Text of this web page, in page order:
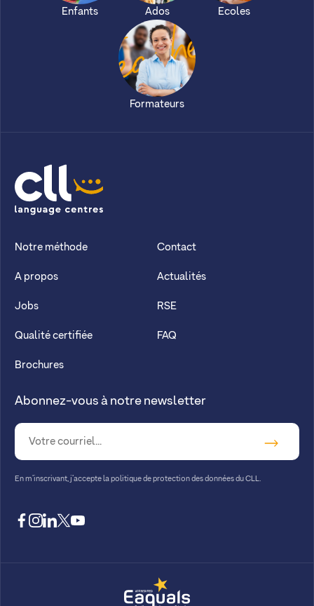
Enfants Ados Ecoles
Formateurs
CLL
Notre méthode
A propos
Jobs
Qualité certifiée
Brochures
Contact
Actualités
RSE
FAQ
Abonnez-vous à notre newsletter
En m’inscrivant, j’accepte la politique de protection des données du CLL.
facebook
instagram
linkedin
twitteryoutube